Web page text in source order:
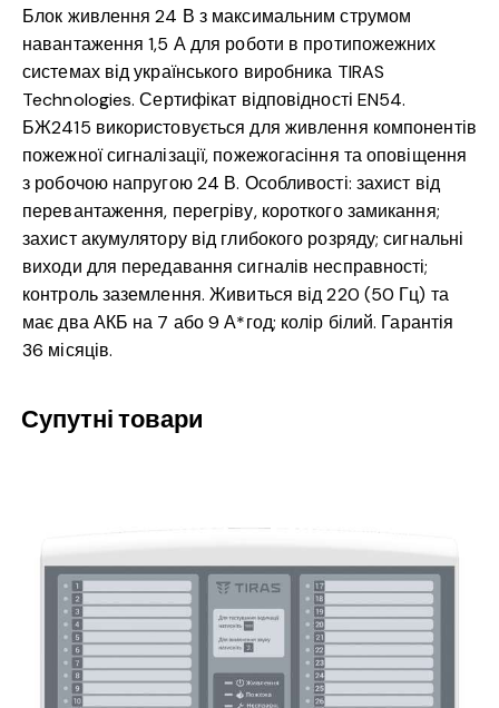
Блок живлення 24 В з максимальним струмом
навантаження 1,5 А для роботи в протипожежних
системах від українського виробника TIRAS
Technologies. Сертифікат відповідності EN54.
БЖ2415 використовується для живлення компонентів
пожежної сигналізації, пожежогасіння та оповіщення
з робочою напругою 24 В. Особливості: захист від
перевантаження, перегріву, короткого замикання;
захист акумулятору від глибокого розряду; сигнальні
виходи для передавання сигналів несправності;
контроль заземлення. Живиться від 220 (50 Гц) та
має два АКБ на 7 або 9 А*год; колір білий. Гарантія
36 місяців.
Супутні товари